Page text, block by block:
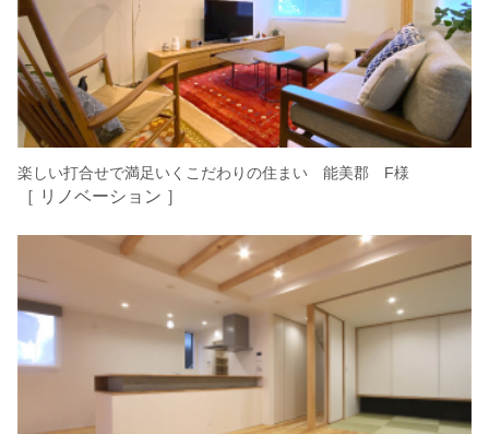
楽しい打合せで満足いくこだわりの住まい 能美郡 F様
［ リノベーション ］